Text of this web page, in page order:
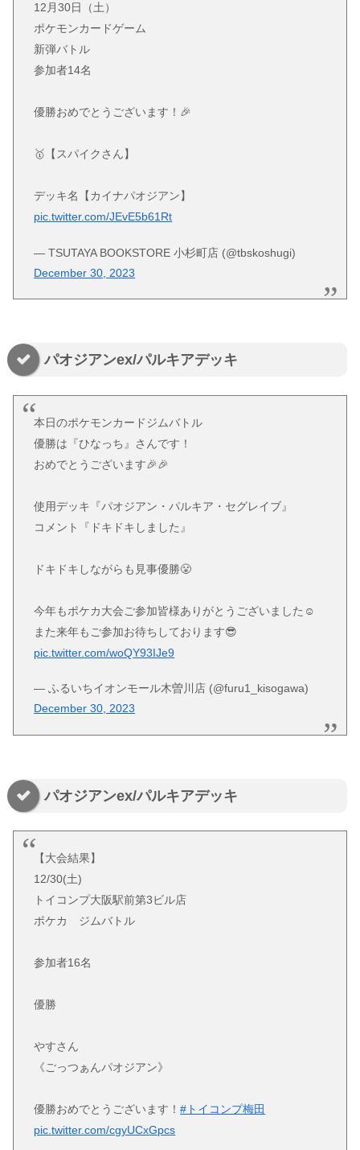
12月30日（土）
ポケモンカードゲーム
新弾バトル
参加者14名
優勝おめでとうございます！🎉
🥇【スパイクさん】
デッキ名【カイナパオジアン】
pic.twitter.com/JEvE5b61Rt
— TSUTAYA BOOKSTORE 小杉町店 (@tbskoshugi)
December 30, 2023
パオジアンex/パルキアデッキ
本日のポケモンカードジムバトル
優勝は『ひなっち』さんです！
おめでとうございます🎉🎉
使用デッキ『パオジアン・パルキア・セグレイブ』
コメント『ドキドキしました』
ドキドキしながらも見事優勝😤
今年もポケカ大会ご参加皆様ありがとうございました☺️
また来年もご参加お待ちしております😎
pic.twitter.com/woQY93IJe9
— ふるいちイオンモール木曽川店 (@furu1_kisogawa)
December 30, 2023
パオジアンex/パルキアデッキ
【大会結果】
12/30(土)
トイコンプ大阪駅前第3ビル店
ポケカ ジムバトル
参加者16名
優勝
やすさん
《ごっつぁんパオジアン》
優勝おめでとうございます！#トイコンプ梅田
pic.twitter.com/cgyUCxGpcs